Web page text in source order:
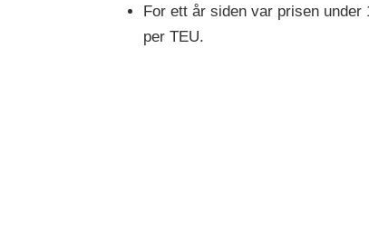
For ett år siden var prisen under
per TEU.